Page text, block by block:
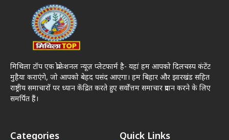
मिथिला टॉप एक प्रोफेशनल न्यूज़ प्लेटफार्म है- यहां हम आपको दिलचस्प कंटेंट
मुहैया कराएंगे, जो आपको बेहद पसंद आएगा। हम बिहार और झारखंड सहित
राष्ट्रीय समाचारों पर ध्यान केंद्रित करते हुए सर्वोत्तम समाचार प्रदान करने के लिए
समर्पित हैं।
Categories Quick Links